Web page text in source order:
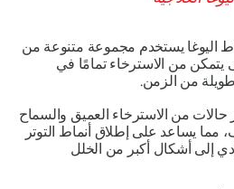
يستخدم مجموعة متنوعة من
من الاسترخاء تمامًا في
من الزمن.
من الاسترخاء العميق والسماح
مما يساعد على إطلاق أنماط التوتر
إلى أشكال أكبر من الخلل